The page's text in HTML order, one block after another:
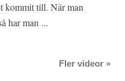
kommit till. När man
har man ...
Fler videor »